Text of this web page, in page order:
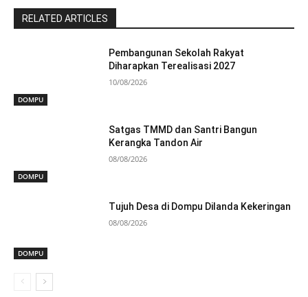
RELATED ARTICLES
DOMPU
Pembangunan Sekolah Rakyat
Diharapkan Terealisasi 2027
10/08/2026
DOMPU
Satgas TMMD dan Santri Bangun
Kerangka Tandon Air
08/08/2026
DOMPU
Tujuh Desa di Dompu Dilanda Kekeringan
08/08/2026